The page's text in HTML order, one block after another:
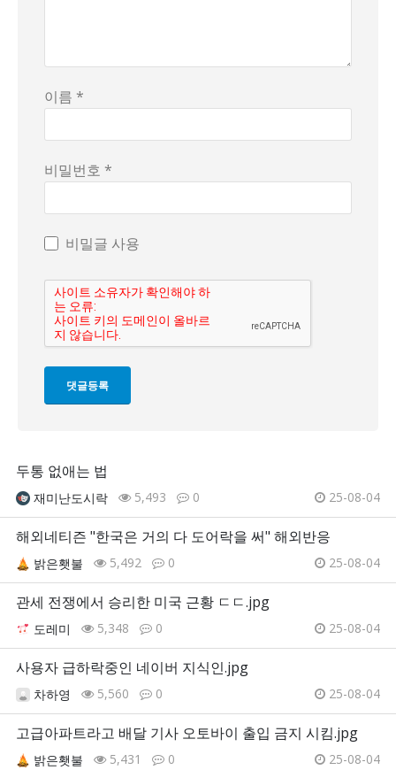
이름 *
비밀번호 *
비밀글 사용
두통 없애는 법
재미난도시락 5,493 0 25-08-04
해외네티즌 "한국은 거의 다 도어락을 써" 해외반응
밝은횃불 5,492 0 25-08-04
관세 전쟁에서 승리한 미국 근황 ㄷㄷ.jpg
도레미 5,348 0 25-08-04
사용자 급하락중인 네이버 지식인.jpg
차하영 5,560 0 25-08-04
고급아파트라고 배달 기사 오토바이 출입 금지 시킴.jpg
밝은횃불 5,431 0 25-08-04